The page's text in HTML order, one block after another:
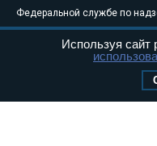
Федеральной службе по
связи, информационных
массовых коммуникаций
Свидетельство о
Используя сайт